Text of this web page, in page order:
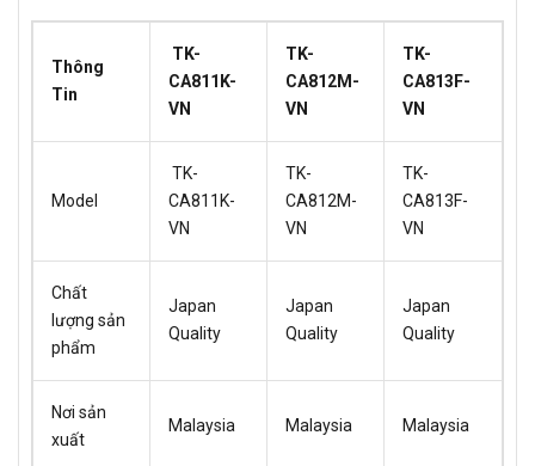
Thông
Tin
TK-
CA811K-
VN
TK-
CA812M-
VN
TK-
CA813F-
VN
Model
TK-
CA811K-
VN
TK-
CA812M-
VN
TK-
CA813F-
VN
Chất
lượng sản
phẩm
Japan
Quality
Japan
Quality
Japan
Quality
Nơi sản
xuất
Malaysia Malaysia Malaysia